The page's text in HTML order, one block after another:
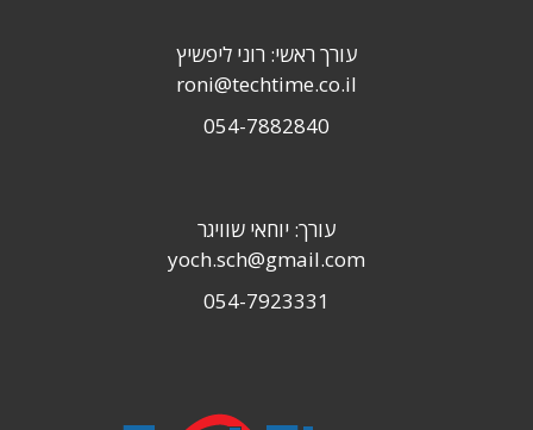
עורך ראשי: רוני ליפשיץ
roni@techtime.co.il
054-7882840
עורך: יוחאי שוויגר
yoch.sch@gmail.com
054-7923331